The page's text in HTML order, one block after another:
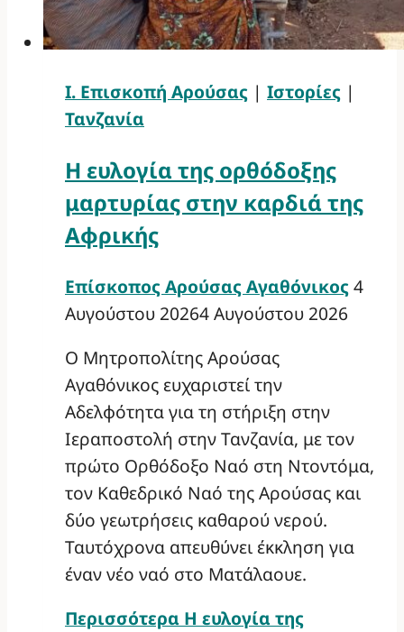
Ι. Επισκοπή Αρούσας | Ιστορίες |
Τανζανία
Η ευλογία της ορθόδοξης
μαρτυρίας στην καρδιά της
Αφρικής
Επίσκοπος Αρούσας Αγαθόνικος 4
Αυγούστου 20264 Αυγούστου 2026
Ο Μητροπολίτης Αρούσας
Αγαθόνικος ευχαριστεί την
Αδελφότητα για τη στήριξη στην
Ιεραποστολή στην Τανζανία, με τον
πρώτο Ορθόδοξο Ναό στη Ντοντόμα,
τον Καθεδρικό Ναό της Αρούσας και
δύο γεωτρήσεις καθαρού νερού.
Ταυτόχρονα απευθύνει έκκληση για
έναν νέο ναό στο Ματάλαουε.
Περισσότερα Η ευλογία της